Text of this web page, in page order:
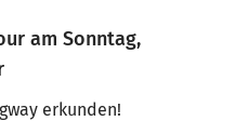
am Sonntag,
erkunden!